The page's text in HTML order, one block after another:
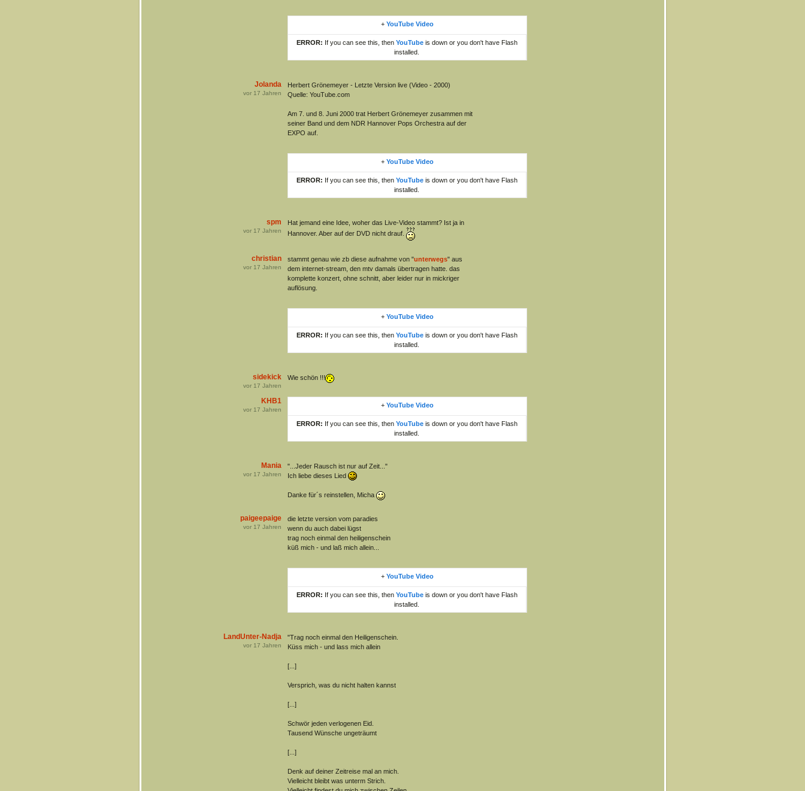
+ YouTube Video
ERROR: If you can see this, then YouTubeis down or you don't have Flash
installed.
Jolanda
vor 17 Jahren
Herbert Grönemeyer - Letzte Version live (Video - 2000)
Quelle: YouTube.com
Am 7. und 8. Juni 2000 trat Herbert Grönemeyer zusammen mit
seiner Band und dem NDR Hannover Pops Orchestra auf der
EXPO auf.
+ YouTube Video
ERROR: If you can see this, then YouTubeis down or you don't have Flash
installed.
spm
vor 17 Jahren
Hat jemand eine Idee, woher das Live-Video stammt? Ist ja in
Hannover. Aber auf der DVD nicht drauf.
christian
vor 17 Jahren
stammt genau wie zb diese aufnahme von "unterwegs" aus
dem internet-stream, den mtv damals übertragen hatte. das
komplette konzert, ohne schnitt, aber leider nur in mickriger
auflösung.
+ YouTube Video
ERROR: If you can see this, then YouTubeis down or you don't have Flash
installed.
sidekick
vor 17 Jahren
Wie schön !!!
KHB1
vor 17 Jahren
+ YouTube Video
ERROR: If you can see this, then YouTubeis down or you don't have Flash
installed.
Mania
vor 17 Jahren
"...Jeder Rausch ist nur auf Zeit..."
Ich liebe dieses Lied
Danke für´s reinstellen, Micha
paigeepaige
vor 17 Jahren
die letzte version vom paradies
wenn du auch dabei lügst
trag noch einmal den heiligenschein
küß mich - und laß mich allein...
+ YouTube Video
ERROR: If you can see this, then YouTubeis down or you don't have Flash
installed.
LandUnter-Nadja
vor 17 Jahren
"Trag noch einmal den Heiligenschein.
Küss mich - und lass mich allein
[...]
Versprich, was du nicht halten kannst
[...]
Schwör jeden verlogenen Eid.
Tausend Wünsche ungeträumt
[...]
Denk auf deiner Zeitreise mal an mich.
Vielleicht bleibt was unterm Strich.